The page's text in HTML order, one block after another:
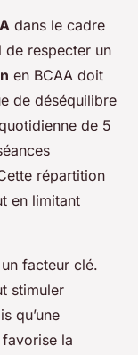
dans le cadre
de respecter un
en BCAA doit
de déséquilibre
de 5
répartition
en limitant
facteur clé.
stimuler
qu’une
favorise la